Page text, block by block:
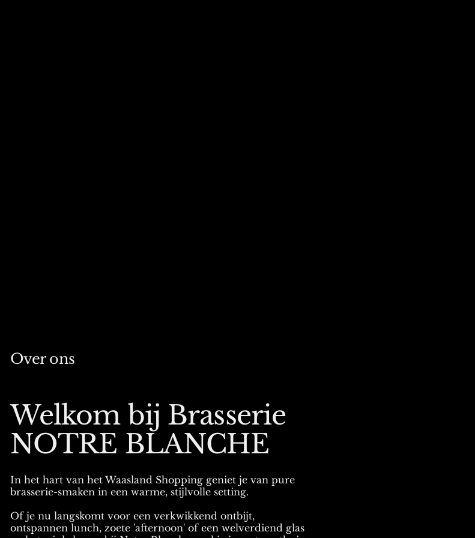
Over ons
Welkom bij Brasserie
NOTRE BLANCHE
In het hart van het Waasland Shopping geniet je van pure
brasserie-smaken in een warme, stijlvolle setting.
Of je nu langskomt voor een verkwikkend ontbijt,
ontspannen lunch, zoete 'afternoon' of een welverdiend glas